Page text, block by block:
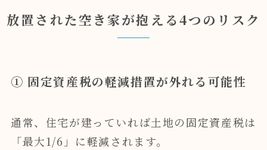
放置された空き家が抱える4つのリスク
① 固定資産税の軽減措置が外れる可能性
通常、住宅が建っていれば土地の固定資産税は
「最大1/6」に軽減されます。